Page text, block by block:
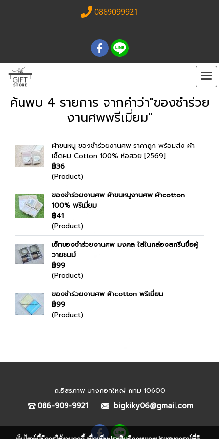
0869099921
ค้นพบ 4 รายการ จากคำว่า"ของชำร่วย
งานศพพรีเมี่ยม"
ผ้าขนหนู ของชำร่วยงานศพ ราคาถูก พร้อมส่ง ผ้า
เช็ดผม Cotton 100% ห่อสวย [2569]
฿36
(Product)
ของชำร่วยงานศพ ผ้าขนหนูงานศพ ผ้าcotton
100% พรีเมี่ยม
฿41
(Product)
เซ็ทของชำร่วยงานศพ มงคล ใส่ในกล่องสกรีนชื่อผู้
วายชนม์
฿99
(Product)
ของชำร่วยงานศพ ผ้าcotton พรีเมี่ยม
฿99
(Product)
ถ.อิสรภาพ บางกอกใหญ่ กทม 10600
086-909-9921 bigkiky06@gmail.com